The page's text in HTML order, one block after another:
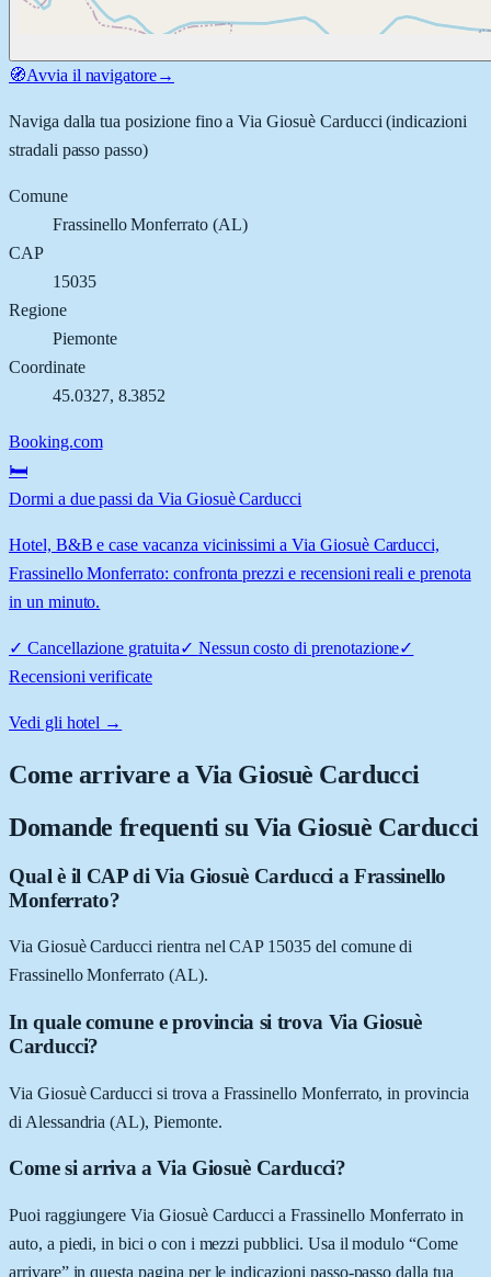
🧭Avvia il navigatore→
Naviga dalla tua posizione fino aVia Giosuè Carducci (indicazioni
stradali passo passo)
Comune
Frassinello Monferrato(AL)
CAP
15035
Regione
Piemonte
Coordinate
45.0327, 8.3852
Booking.com
🛏️
Dormi a due passi da Via Giosuè Carducci
Hotel, B&B e case vacanza vicinissimi a Via Giosuè Carducci,
Frassinello Monferrato: confronta prezzi e recensioni reali e prenota
in un minuto.
✓ Cancellazione gratuita✓ Nessun costo di prenotazione✓
Recensioni verificate
Vedi gli hotel →
Come arrivare aVia Giosuè Carducci
Domande frequenti su Via Giosuè Carducci
Qual è il CAP di Via Giosuè Carducci a Frassinello
Monferrato?
Via Giosuè Carducci rientra nel CAP 15035 del comune di
Frassinello Monferrato (AL).
In quale comune e provincia si trova Via Giosuè
Carducci?
Via Giosuè Carducci si trova a Frassinello Monferrato, in provincia
di Alessandria (AL), Piemonte.
Come si arriva a Via Giosuè Carducci?
Puoi raggiungere Via Giosuè Carducci a Frassinello Monferrato in
auto, a piedi, in bici o con i mezzi pubblici. Usa il modulo “Come
arrivare” in questa pagina per le indicazioni passo-passo dalla tua